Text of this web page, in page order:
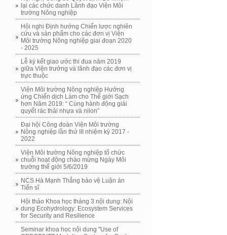
lại các chức danh Lãnh đạo Viện Môi
trường Nông nghiệp
Hội nghị Định hướng Chiến lược nghiên
cứu và sản phẩm cho các đơn vị Viện
Môi trường Nông nghiệp giai đoạn 2020
- 2025
Lễ ký kết giao ước thi đua năm 2019
giữa Viện trưởng và lãnh đạo các đơn vị
trực thuộc
Viện Môi trường Nông nghiệp Hưởng
ứng Chiến dịch Làm cho Thế giới Sạch
hơn Năm 2019: “ Cùng hành động giải
quyết rác thải nhựa và nilon”
Đại hội Công đoàn Viện Môi trường
Nông nghiệp lần thứ III nhiệm kỳ 2017 -
2022
Viện Môi trường Nông nghiệp tổ chức
chuỗi hoạt động chào mừng Ngày Môi
trường thế giới 5/6/2019
NCS Hà Mạnh Thắng bảo vệ Luận án
Tiến sĩ
Hội thảo Khoa học tháng 3 nội dung: Nội
dung Ecohydrology: Ecosystem Services
for Security and Resilience
Seminar khoa học nội dung "Use of